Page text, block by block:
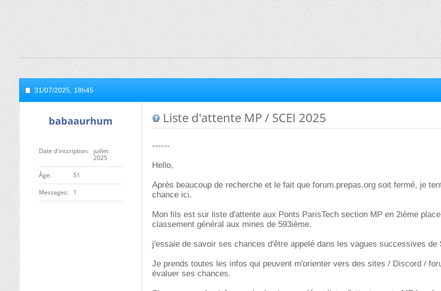
31/07/2025, 18h45
babaaurhum
Date d'inscription
juillet
2025
ge 51
Messages 1
Liste d'attente MP / SCEI 2025
------
Hello,
Après beaucoup de recherche et le fait que forum.prepas.org soit fermé, je
chance ici.
Mon fils est sur liste d'attente aux Ponts ParisTech section MP en 2ième
classement général aux mines de 593ième.
j'essaie de savoir ses chances d'être appelé dans les vagues successives de
Je prends toutes les infos qui peuvent m'orienter vers des sites / Discord /
évaluer ses chances.